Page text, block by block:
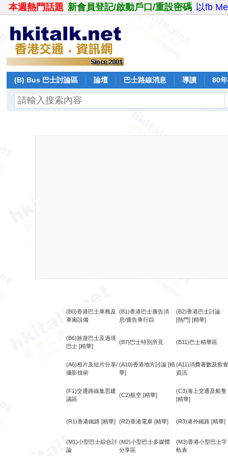
本週熱門話題 新會員登記/啟動戶口/重設密碼 以fb
(B) Bus 巴士討論區 論壇 巴士路線消息 導讀 80
(B0)香港巴士車務及
車廂設備
(B1)香港巴士廣告消
息/廣告車行踪
(B2)香港巴士討論
[熱門] [精華]
(B6)旅遊巴士及過境
巴士 [精華]
(B7)巴士特別所見 (B11)巴士精華區
(A6)相片及短片分享/
攝影技術
(A10)香港地方討論 [精
華]
(A11)消費著數及飲食
資訊
(F1)交通路線集思建
議區
(C2)航空 [精華]
(C3)海上交通及船隻
[精華]
(R1)香港鐵路 [精華] (R2)香港電車 [精華] (R3)港外鐵路 [精華]
(M1)小型巴士綜合討
論
(M2)小型巴士多媒體
分享區
(M3)香港小型巴士字
軌表